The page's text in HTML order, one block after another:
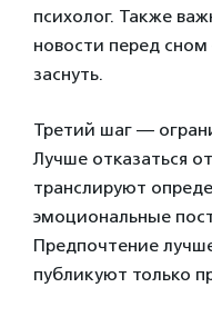
психолог. Также
новости перед
заснуть.
Третий шаг —
Лучше отказаться
транслируют
эмоциональные
Предпочтение
публикуют только